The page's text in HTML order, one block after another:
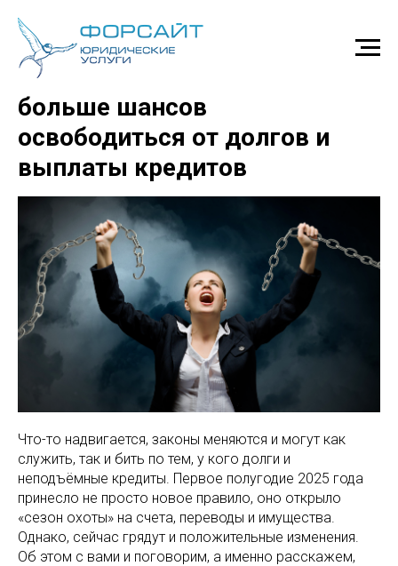
Новые законы 2025 года:
больше шансов
освободиться от долгов и
выплаты кредитов
Что-то надвигается, законы меняются и могут как
служить, так и бить по тем, у кого долги и
неподъёмные кредиты. Первое полугодие 2025 года
принесло не просто новое правило, оно открыло
«сезон охоты» на счета, переводы и имущества.
Однако, сейчас грядут и положительные изменения.
Об этом с вами и поговорим, а именно расскажем,